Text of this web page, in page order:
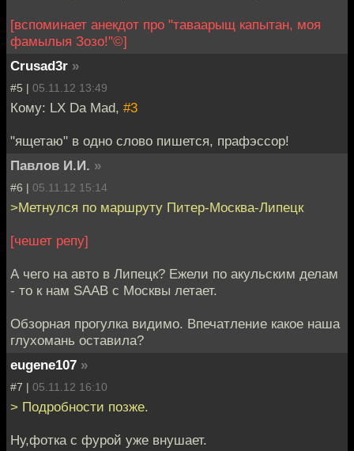
[вспоминает анекдот про "таваарыщ капытан, моя
фамылыя Зозо!"©]
Crusad3r »
#5 | 05.11.12 13:49
Кому: LX Da Mad, #3
"ящетаю" в одно слово пишется, прафэссор!
Павлов И.И. »
#6 | 05.11.12 15:14
>Метнулся по маршруту Питер-Москва-Липецк
[чешет репу]
А чего на авто в Липецк? Ежели по акульским делам
- то к нам SAAB с Москвы летает.
Обзорная прогулка видимо. Впечатление какое наша
глухомань оставила?
eugene107 »
#7 | 05.11.12 16:10
> Подробности позже.
Ну,фотка с фурой уже внушает.